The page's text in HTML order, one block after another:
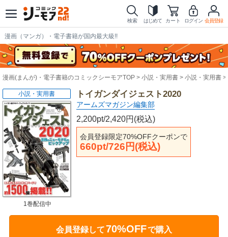
検索 はじめて カート ログイン 会員登録
漫画（マンガ）・電子書籍が国内最大級!!
漫画(まんが)・電子書籍のコミックシーモアTOP 小説・実用書 小説・実用書
トイガンダイジェスト2020
アームズマガジン編集部
2,200pt/2,420円(税込)
会員登録限定70%OFFクーポンで
660pt/726円(税込)
小説・実用書
1巻配信中
会員登録して70%OFFで購入